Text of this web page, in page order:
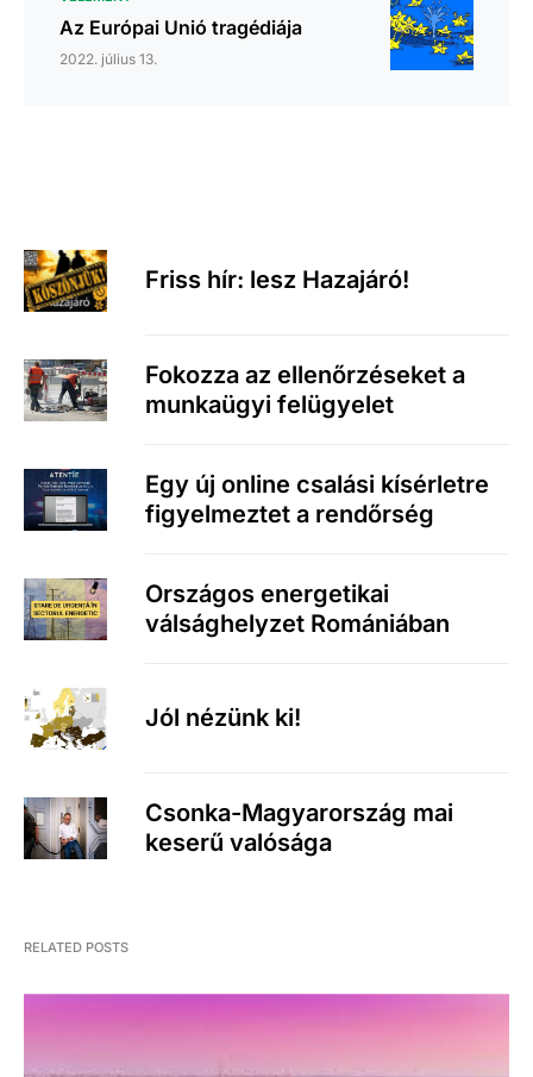
Az Európai Unió tragédiája
2022. július 13.
Friss hír: lesz Hazajáró!
Fokozza az ellenőrzéseket a
munkaügyi felügyelet
Egy új online csalási kísérletre
figyelmeztet a rendőrség
Országos energetikai
válsághelyzet Romániában
Jól nézünk ki!
Csonka-Magyarország mai
keserű valósága
RELATED POSTS